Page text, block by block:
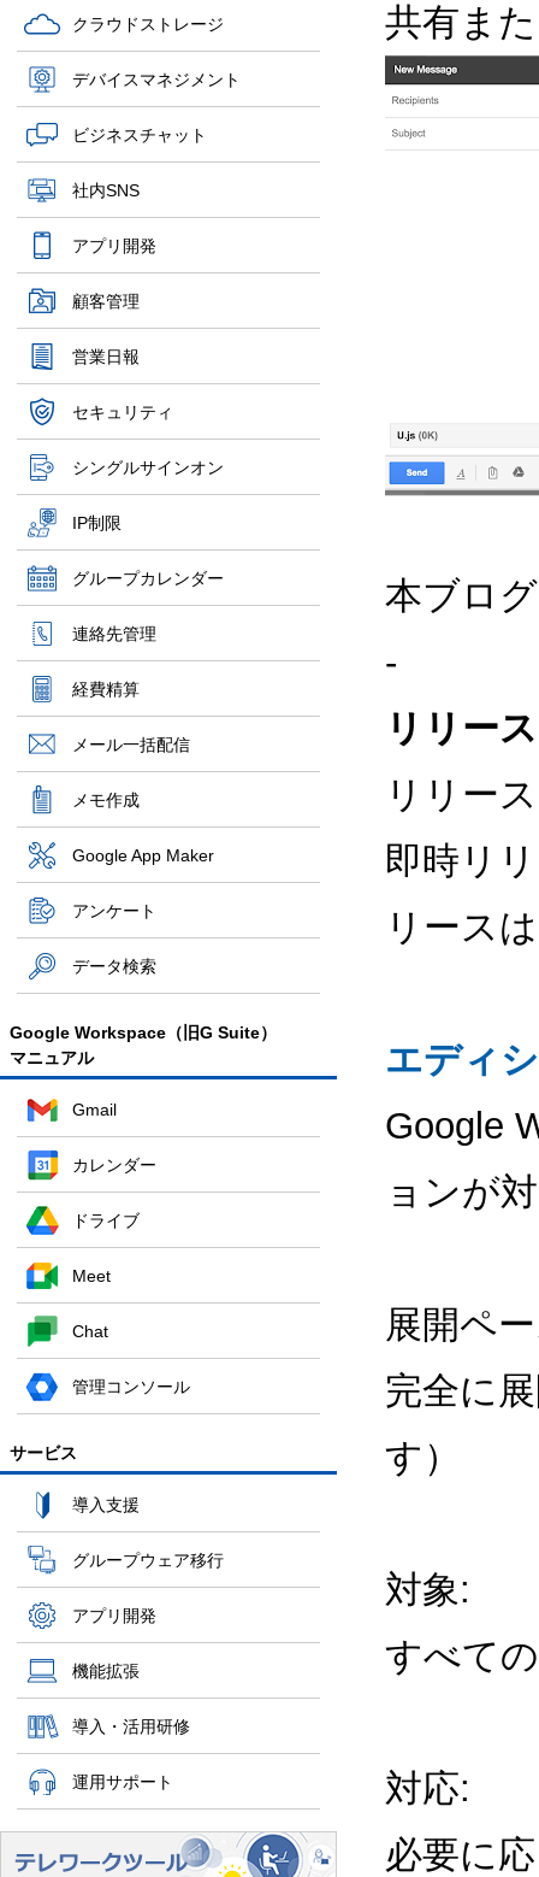
クラウドストレージ
デバイスマネジメント
ビジネスチャット
社内SNS
アプリ開発
顧客管理
営業日報
セキュリティ
シングルサインオン
IP制限
グループカレンダー
連絡先管理
経費精算
メール一括配信
メモ作成
Google App Maker
アンケート
データ検索
Google Workspace（旧G Suite）
マニュアル
Gmail
カレンダー
ドライブ
Meet
Chat
管理コンソール
サービス
導入支援
グループウェア移行
アプリ開発
機能拡張
導入・活用研修
運用サポート
共有ま
本ブロ
-
リリー
リリー
即時リ
リース
エディ
Google
ョンが
展開ペ
完全に
す）
対象:
すべて
対応:
必要に